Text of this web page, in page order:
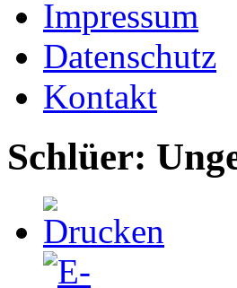
Impressum
Datenschutz
Kontakt
Schlüer: